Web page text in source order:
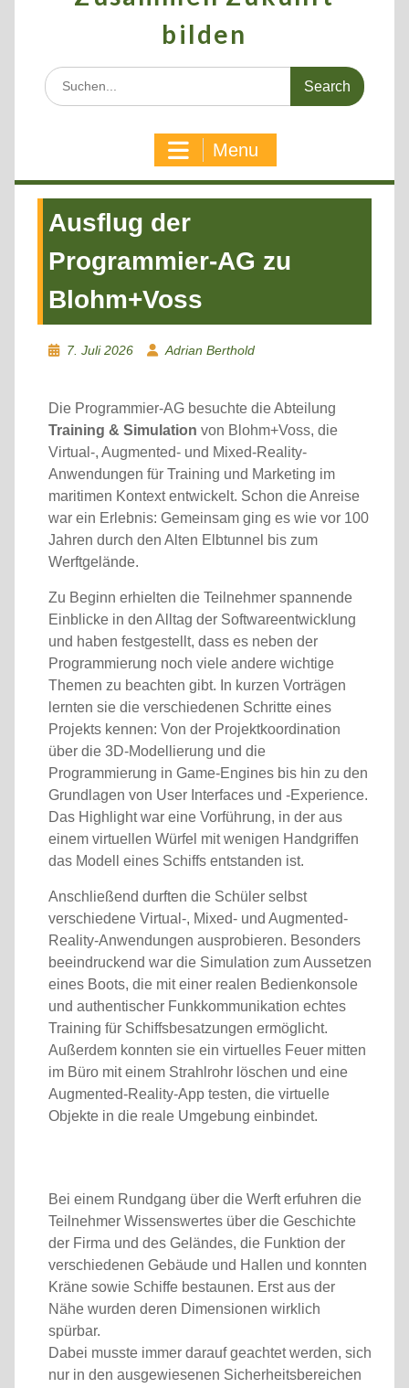
bilden
Search
for:
Menu
Ausflug der
Programmier-AG zu
Blohm+Voss
7. Juli 2026 Adrian Berthold
Die Programmier-AG besuchte die Abteilung
Training & Simulation von Blohm+Voss, die
Virtual-, Augmented- und Mixed-Reality-
Anwendungen für Training und Marketing im
maritimen Kontext entwickelt. Schon die Anreise
war ein Erlebnis: Gemeinsam ging es wie vor 100
Jahren durch den Alten Elbtunnel bis zum
Werftgelände.
Zu Beginn erhielten die Teilnehmer spannende
Einblicke in den Alltag der Softwareentwicklung
und haben festgestellt, dass es neben der
Programmierung noch viele andere wichtige
Themen zu beachten gibt. In kurzen Vorträgen
lernten sie die verschiedenen Schritte eines
Projekts kennen: Von der Projektkoordination
über die 3D-Modellierung und die
Programmierung in Game-Engines bis hin zu den
Grundlagen von User Interfaces und -Experience.
Das Highlight war eine Vorführung, in der aus
einem virtuellen Würfel mit wenigen Handgriffen
das Modell eines Schiffs entstanden ist.
Anschließend durften die Schüler selbst
verschiedene Virtual-, Mixed- und Augmented-
Reality-Anwendungen ausprobieren. Besonders
beeindruckend war die Simulation zum Aussetzen
eines Boots, die mit einer realen Bedienkonsole
und authentischer Funkkommunikation echtes
Training für Schiffsbesatzungen ermöglicht.
Außerdem konnten sie ein virtuelles Feuer mitten
im Büro mit einem Strahlrohr löschen und eine
Augmented-Reality-App testen, die virtuelle
Objekte in die reale Umgebung einbindet.
Bei einem Rundgang über die Werft erfuhren die
Teilnehmer Wissenswertes über die Geschichte
der Firma und des Geländes, die Funktion der
verschiedenen Gebäude und Hallen und konnten
Kräne sowie Schiffe bestaunen. Erst aus der
Nähe wurden deren Dimensionen wirklich
spürbar.
Dabei musste immer darauf geachtet werden, sich
nur in den ausgewiesenen Sicherheitsbereichen